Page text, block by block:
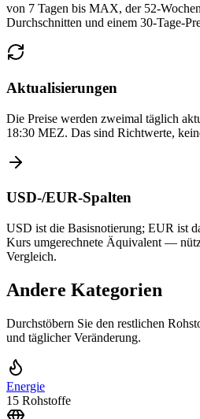
von 7 Tagen bis MAX, der 52-
Durchschnitten und einem 30-Tage-
Aktualisierungen
Die Preise werden zweimal täglich
18:30 MEZ. Das sind Richtwerte,
USD-/EUR-Spalten
USD ist die Basisnotierung; EUR ist
Kurs umgerechnete Äquivalent —
Vergleich.
Andere Kategorien
Durchstöbern Sie den restlichen
und täglicher Veränderung.
Energie
15 Rohstoffe